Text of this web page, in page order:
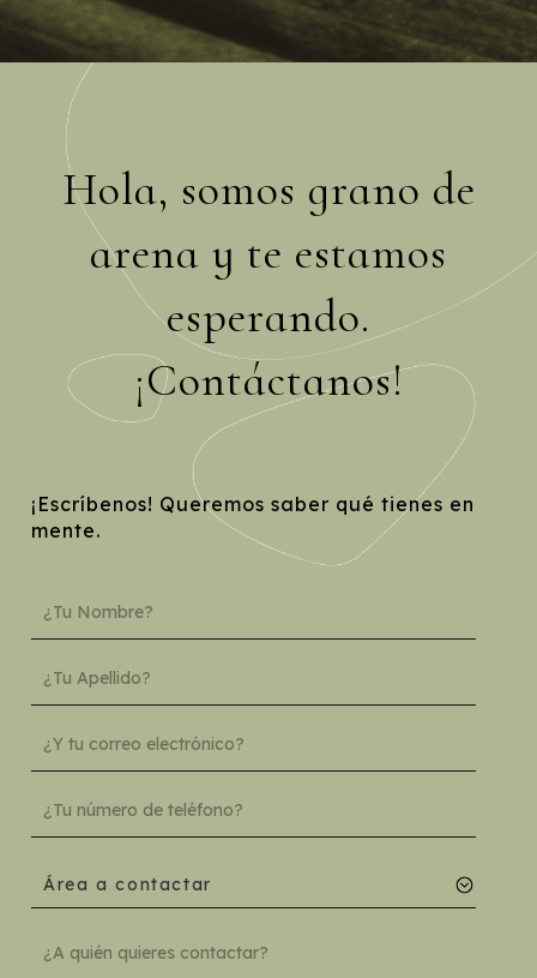
Hola, somos grano de
arena y te estamos
esperando.
¡Contáctanos!
¡Escríbenos! Queremos saber qué tienes en
mente.
Área a contactar